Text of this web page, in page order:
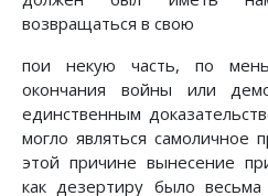
возвращаться в свою
пои некую часть, по
окончания войны или
единственным
могло являться самоличное
этой причине вынесение
как дезертиру было